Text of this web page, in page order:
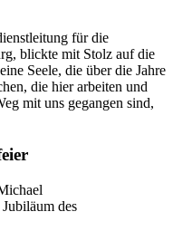
für die
blickte mit Stolz auf die
Seele, die über die Jahre
die hier arbeiten und
mit uns gegangen sind,
des